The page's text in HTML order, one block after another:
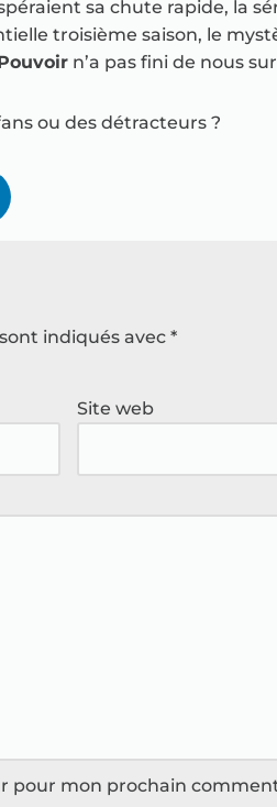
sa chute rapide, la
troisième saison, le
n’a pas fini de nous
ou des détracteurs ?
indiqués avec *
Site web
pour mon prochain